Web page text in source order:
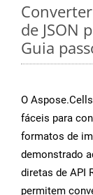
de JSON
Guia
O
fáceis para
formatos de
demonstrado
diretas de API
permitem